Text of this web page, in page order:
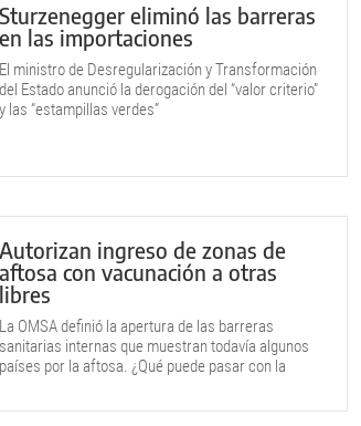
Sturzenegger eliminó las barreras
en las importaciones
El ministro de Desregularización y Transformación
del Estado anunció la derogación del “valor criterio”
y las “estampillas verdes”
Autorizan ingreso de zonas de
aftosa con vacunación a otras
libres
La OMSA definió la apertura de las barreras
sanitarias internas que muestran todavía algunos
países por la aftosa. ¿Qué puede pasar con la